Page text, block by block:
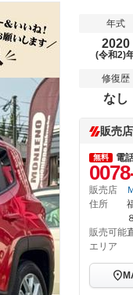
年式
2020
(令和2)
修復歴
なし
販売
無料 電
販売店
住所
販売可能
エリア